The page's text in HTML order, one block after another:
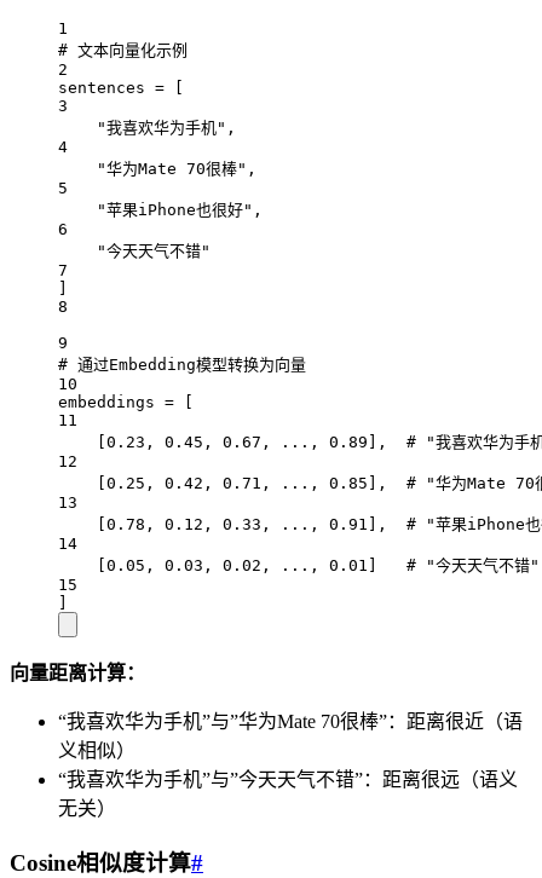
1
# 文本向量化示例
2
sentences =
3
"我喜欢华为手机" ,
4
"华为Mate 70很棒" ,
5
"苹果iPhone也很好" ,
6
"今天天气不错"
7
8
9
# 通过Embedding模型转换为向量
10
embeddings =
11
0.23 , 0.45 , 0.67 , ... , 0.89 ], # "我喜欢华为手
12
0.25 , 0.42 , 0.71 , ... , 0.85 ], # "华为Mate 70
13
0.78 , 0.12 , 0.33 , ... , 0.91 ], # "苹果iPhone
14
0.05 , 0.03 , 0.02 , ... , 0.01
# "今天天气不错"
15
向量距离计算：
“我喜欢华为手机”与”华为Mate 70很棒”：距离很近（语
义相似）
“我喜欢华为手机”与”今天天气不错”：距离很远（语义
无关）
Cosine相似度计算#